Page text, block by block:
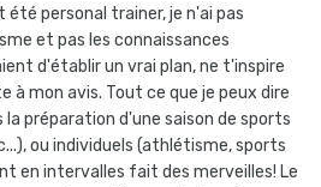
personal trainer, je n'ai pas
et pas les connaissances
d'établir un vrai plan, ne t'inspire
à mon avis. Tout ce que je peux dire
préparation d'une saison de sports
ou individuels (athlétisme, sports
en intervalles fait des merveilles! Le